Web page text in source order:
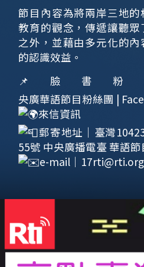
節目內容為將兩岸三地
教育的觀念，傳遞讓聽
之外，並藉由多元化的
的認識效益。
📌臉書粉
央廣華語節目粉絲團 |
來信資訊
郵寄地址｜臺灣
55號 中央廣播電臺 華語節
e-mail｜